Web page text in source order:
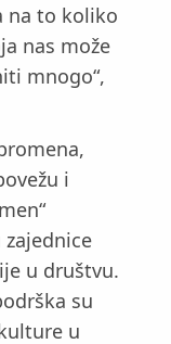
na to koliko
nas može
mnogo“,
i
u društvu.
su
u